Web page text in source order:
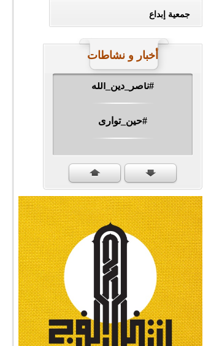
جمعية إبداع
أخبار و نشاطات
#ناصر_دين_الله
#حين_توارى
مهرجان الشهيد #ا�...
#سنكمل_الطريق
#تبريكات_انتصار_�...
#نداء_الأنبياء
#شجرة_النبوة
#وأنا_على_دين_محم...
#بأمانة_موسى_بن_ج...